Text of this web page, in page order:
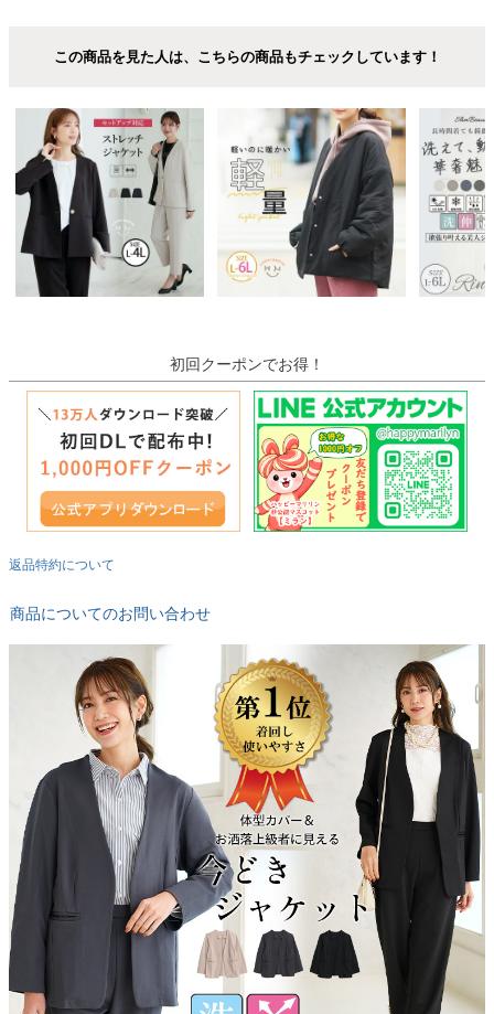
この商品を見た人は、こちらの商品もチェックしています！
初回クーポンでお得！
返品特約について
商品についてのお問い合わせ